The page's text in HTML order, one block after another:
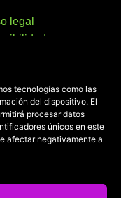
tecnologías como las
del dispositivo. El
procesar datos
únicos en este
afectar negativamente a
legal
de privacidad